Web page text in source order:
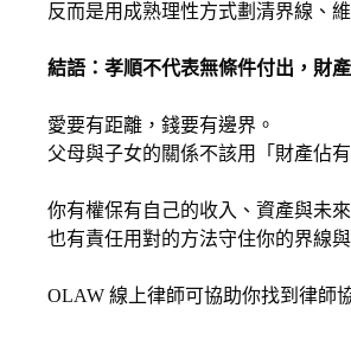
反而是用成熟理性方式劃清界線、
結語：孝順不代表無條件付出，財
愛要有距離，錢要有邊界。
父母與子女的關係不該用「財產佔
你有權保有自己的收入、資產與未來
也有責任用對的方法守住你的界線與
OLAW 線上律師可協助你找到律師